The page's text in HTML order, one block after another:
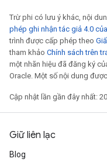
Trừ phi có lưu ý khác, nội
phép ghi nhận tác giả 4.0
trình được cấp phép theo
tham khảo Chính sách trên
một nhãn hiệu đã đăng ký
Oracle. Một số nội dung
Cập nhật lần gần đây nhất:
Giữ liên lạc
Blog